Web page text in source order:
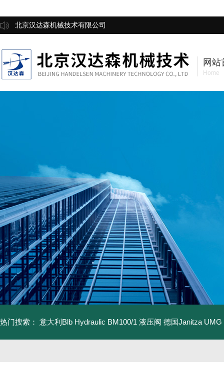
北京汉达森机械技术有限公司
网站
Home
热门搜索： 意大利Blb Hydraulic BM100/1 液压阀 德国Janitza UMG